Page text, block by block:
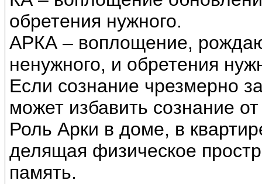
обретения нужного.
АРКА – воплощение,
ненужного, и обретения
Если сознание чрезмерно
может избавить сознание
Роль Арки в доме, в
делящая физическое
память.